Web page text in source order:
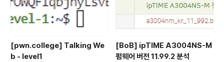
[pwn.college] Talking We
b - level1
[BoB] ipTIME A3004NS-M
펌웨어 버전 11.99.2 분석